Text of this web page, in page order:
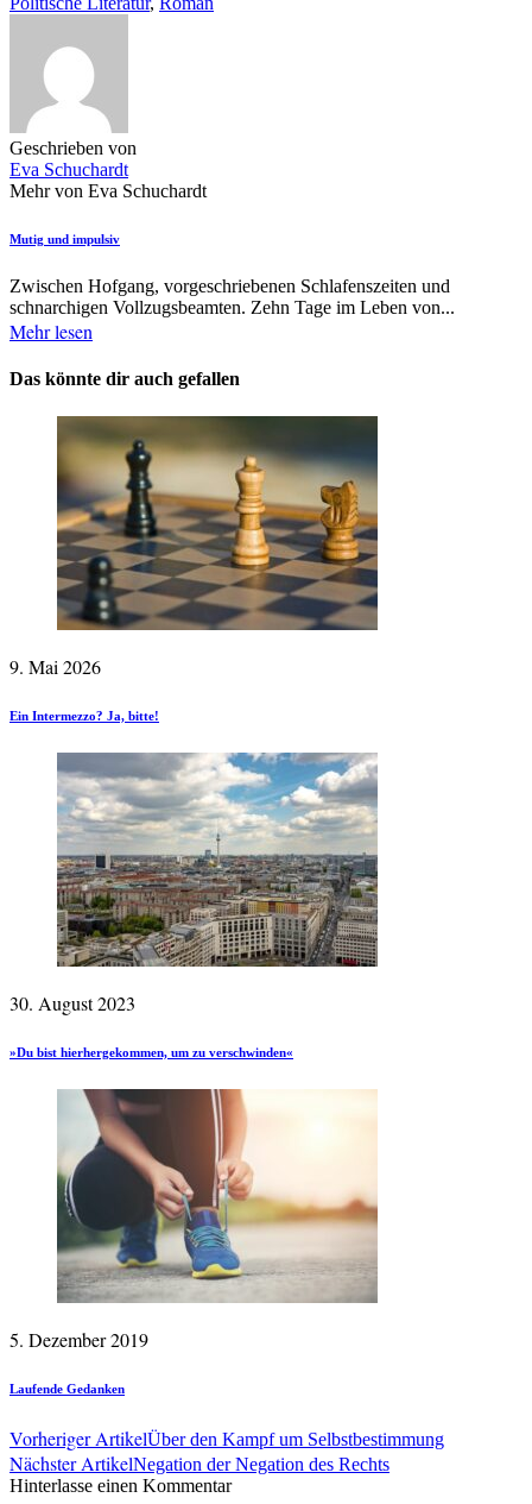
Geschrieben von
Eva Schuchardt
Mehr von Eva Schuchardt
Mutig und impulsiv
Zwischen Hofgang, vorgeschriebenen Schlafenszeiten und
schnarchigen Vollzugsbeamten. Zehn Tage im Leben von...
Mehr lesen
Das könnte dir auch gefallen
9. Mai 2026
Ein Intermezzo? Ja, bitte!
30. August 2023
»Du bist hierhergekommen, um zu verschwinden«
5. Dezember 2019
Laufende Gedanken
Vorheriger ArtikelÜber den Kampf um Selbstbestimmung
Nächster ArtikelNegation der Negation des Rechts
Hinterlasse einen Kommentar